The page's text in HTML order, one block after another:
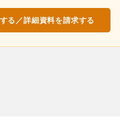
る／詳細資料を請求する